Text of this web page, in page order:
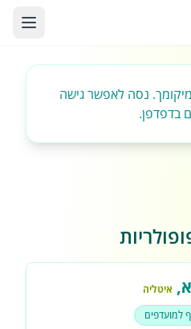
נסה לאפשר גישה
בדפדפן.
, איטליה
למועדפים